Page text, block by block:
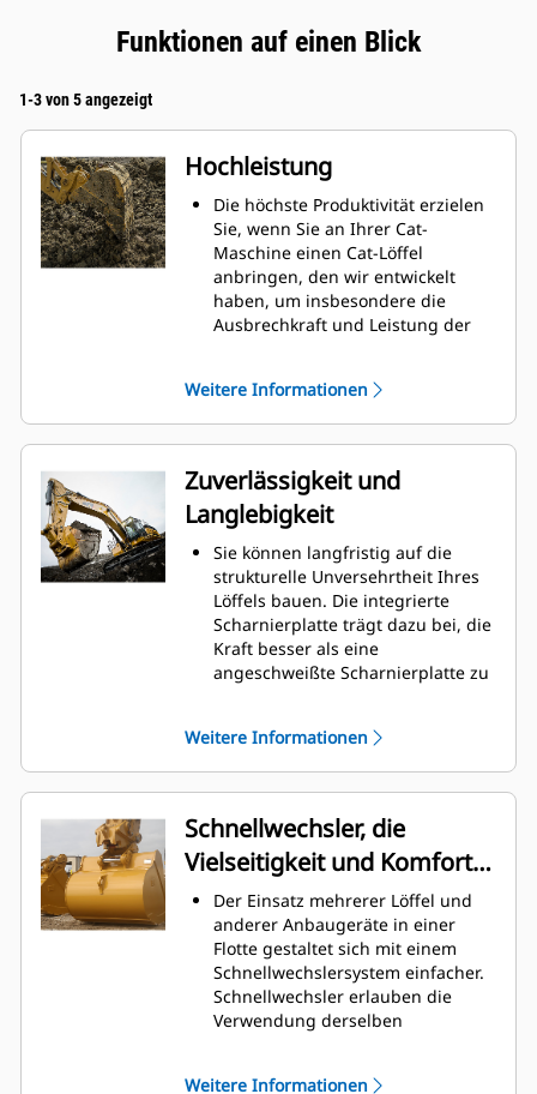
Funktionen auf einen Blick
1-3 von 5 angezeigt
Hochleistung
Die höchste Produktivität erzielen
Sie, wenn Sie an Ihrer Cat-
Maschine einen Cat-Löffel
anbringen, den wir entwickelt
haben, um insbesondere die
Ausbrechkraft und Leistung der
verbessert den Materialfluss in
den Löffel. Die zusätzliche
Rückenfreiheit verhindert ein
Schleifen der Unterseite des
Löffels, wodurch Wartungskosten
gesenkt werden.
Der Kraftstoffverbrauch ist beim
Graben am höchsten. Cat-Löffel
sind so ausgelegt, dass sie schnell
durch das Material schneiden,
wodurch die Betriebseffizienz der
Maschine insgesamt verbessert
wird.
Zeit geladen werden. Bei jeder
Weitere Informationen
Zuverlässigkeit und
Langlebigkeit
Sie können langfristig auf die
strukturelle Unversehrtheit Ihres
Löffels bauen. Die integrierte
Scharnierplatte trägt dazu bei, die
Kraft besser als eine
angeschweißte Scharnierplatte zu
abriebbeständigem Stahl
gefertigt, der vor allem für
Komponenten mit übermäßigem
Verschleiß gedacht ist.
Schützen Sie die wichtigsten
Bereiche des von hohem
Verschleiß betroffenen Löffels mit
Cat-Schneidwerkzeugen.
Die Cat® Advansys ™-
Schneidwerkzeuge bieten ein
höheres Eindringvermögen in das
Material und kürzere
Arbeitstaktzeiten – für eine höhere
Aufgaben.
Weitere Informationen
Schnellwechsler, die
Vielseitigkeit und Komfort
bieten
Der Einsatz mehrerer Löffel und
anderer Anbaugeräte in einer
Flotte gestaltet sich mit einem
Schnellwechslersystem einfacher.
Schnellwechsler erlauben die
Verwendung derselben
Weitere Informationen